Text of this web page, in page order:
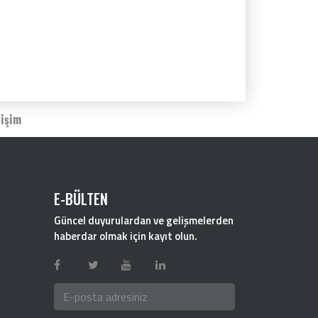
E-BÜLTEN
Güncel duyurulardan ve gelişmelerden
haberdar olmak için kayıt olun.